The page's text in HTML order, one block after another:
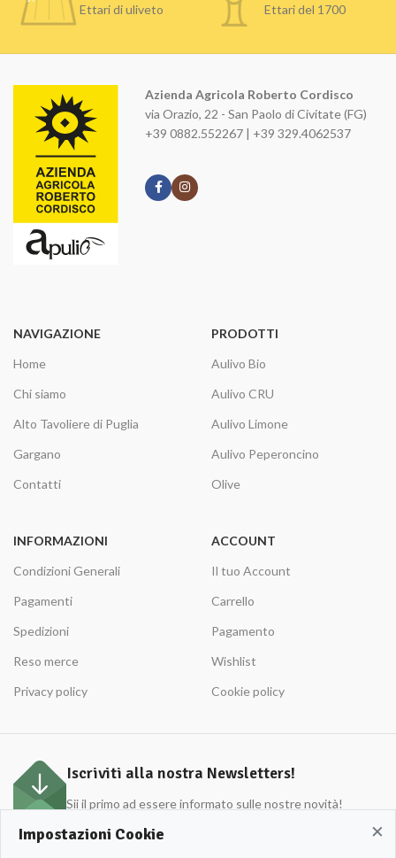
Ettari di uliveto Ettari del 1700
Azienda Agricola Roberto Cordisco
via Orazio, 22 - San Paolo di Civitate (FG)
+39 0882.552267 | +39 329.4062537
NAVIGAZIONE
Home
Chi siamo
Alto Tavoliere di Puglia
Gargano
Contatti
PRODOTTI
Aulivo Bio
Aulivo CRU
Aulivo Limone
Aulivo Peperoncino
Olive
INFORMAZIONI
Condizioni Generali
Pagamenti
Spedizioni
Reso merce
Privacy policy
ACCOUNT
Il tuo Account
Carrello
Pagamento
Wishlist
Cookie policy
Iscriviti alla nostra Newsletters!
Sii il primo ad essere informato sulle nostre novità!
×
Impostazioni Cookie